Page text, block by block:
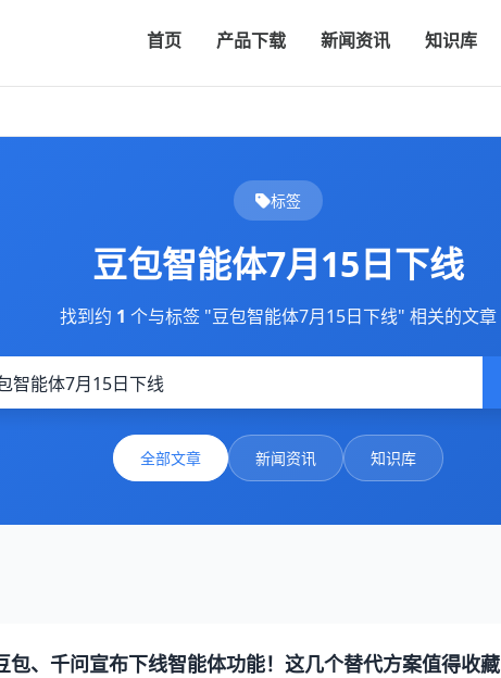
首页 产品下载 新闻资讯 知识库
标签
豆包智能体7月15日下线
找到约 1 个与标签 "豆包智能体7月15日下线" 相关的文章
全部文章 新闻资讯 知识库
包、千问宣布下线智能体功能！这几个替代方案值得收藏